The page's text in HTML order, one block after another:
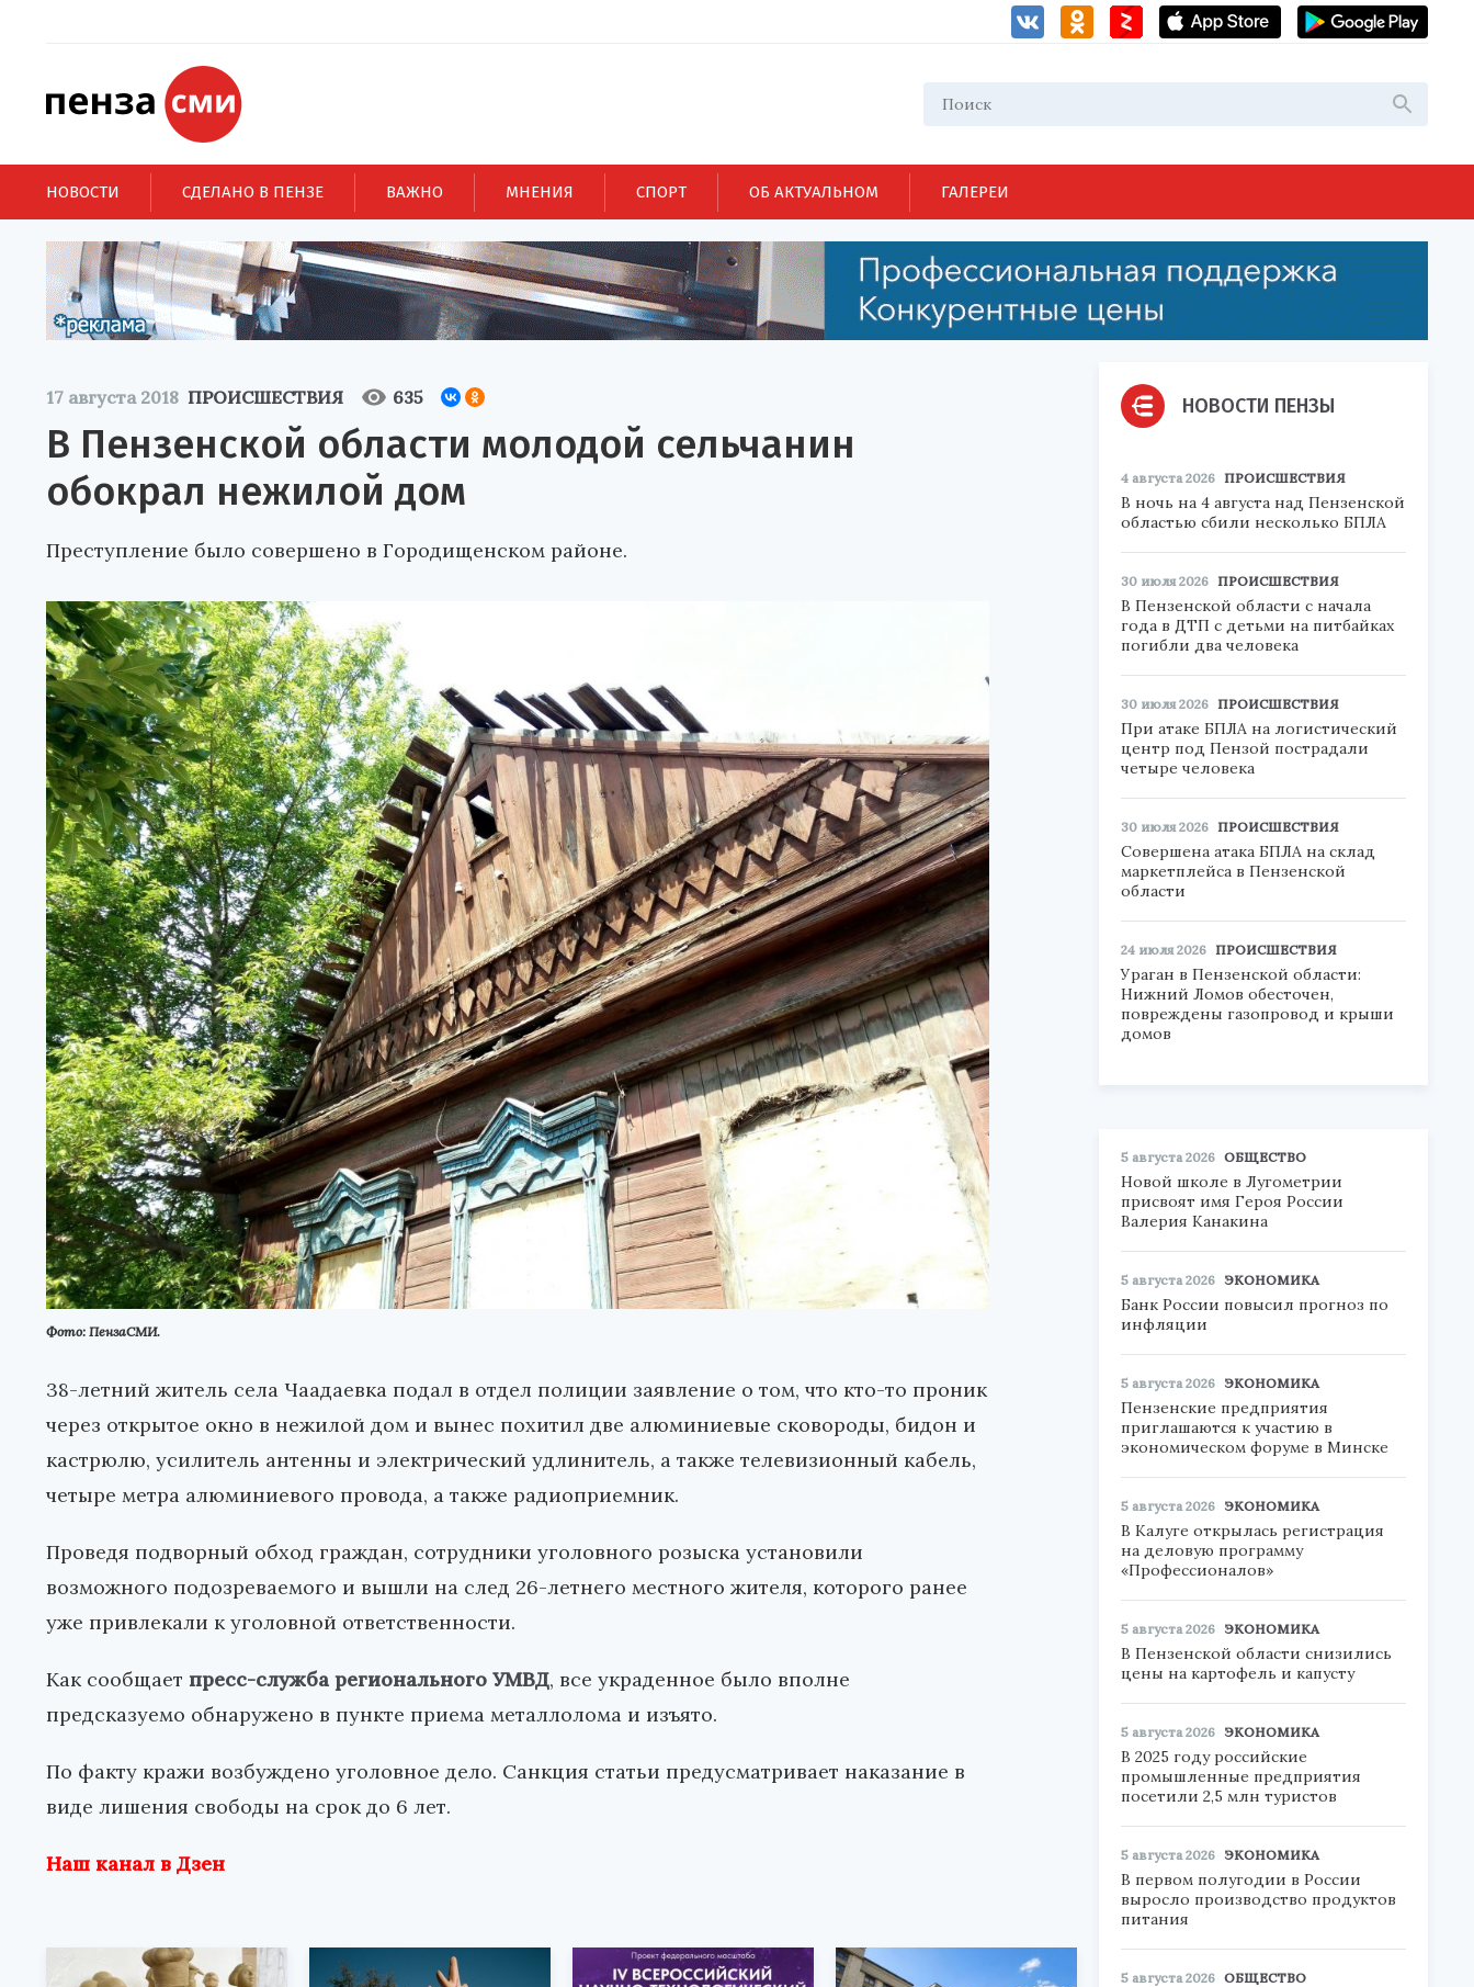
НОВОСТИ СДЕЛАНО В ПЕНЗЕ ВАЖНО МНЕНИЯ СПОРТ ОБ АКТУАЛЬНОМ ГАЛЕРЕИ
17 августа 2018 ПРОИСШЕСТВИЯ 635
В Пензенской области молодой сельчанин
обокрал нежилой дом
Преступление было совершено в Городищенском районе.
Фото: ПензаСМИ.
38-летний житель села Чаадаевка подал в отдел полиции заявление о том, что кто-то проник
через открытое окно в нежилой дом и вынес похитил две алюминиевые сковороды, бидон и
кастрюлю, усилитель антенны и электрический удлинитель, а также телевизионный кабель,
четыре метра алюминиевого провода, а также радиоприемник.
Проведя подворный обход граждан, сотрудники уголовного розыска установили
возможного подозреваемого и вышли на след 26-летнего местного жителя, которого ранее
уже привлекали к уголовной ответственности.
Как сообщает пресс-служба регионального УМВД, все украденное было вполне
предсказуемо обнаружено в пункте приема металлолома и изъято.
По факту кражи возбуждено уголовное дело. Санкция статьи предусматривает наказание в
виде лишения свободы на срок до 6 лет.
Наш канал в Дзен
НОВОСТИ ПЕНЗЫ
4 августа 2026 ПРОИСШЕСТВИЯ
В ночь на 4 августа над Пензенской
областью сбили несколько БПЛА
30 июля 2026 ПРОИСШЕСТВИЯ
В Пензенской области с начала
года в ДТП с детьми на питбайках
погибли два человека
30 июля 2026 ПРОИСШЕСТВИЯ
При атаке БПЛА на логистический
центр под Пензой пострадали
четыре человека
30 июля 2026 ПРОИСШЕСТВИЯ
Совершена атака БПЛА на склад
маркетплейса в Пензенской
области
24 июля 2026 ПРОИСШЕСТВИЯ
Ураган в Пензенской области:
Нижний Ломов обесточен,
повреждены газопровод и крыши
домов
5 августа 2026 ОБЩЕСТВО
Новой школе в Лугометрии
присвоят имя Героя России
Валерия Канакина
5 августа 2026 ЭКОНОМИКА
Банк России повысил прогноз по
инфляции
5 августа 2026 ЭКОНОМИКА
Пензенские предприятия
приглашаются к участию в
экономическом форуме в Минске
5 августа 2026 ЭКОНОМИКА
В Калуге открылась регистрация
на деловую программу
«Профессионалов»
5 августа 2026 ЭКОНОМИКА
В Пензенской области снизились
цены на картофель и капусту
5 августа 2026 ЭКОНОМИКА
В 2025 году российские
промышленные предприятия
посетили 2,5 млн туристов
5 августа 2026 ЭКОНОМИКА
В первом полугодии в России
выросло производство продуктов
питания
5 августа 2026 ОБЩЕСТВО